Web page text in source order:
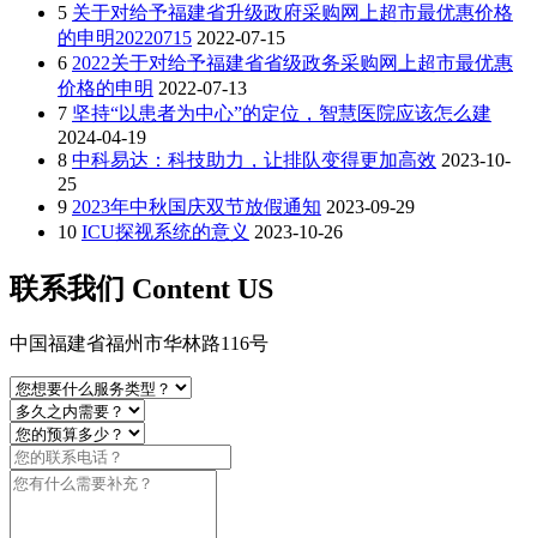
5 关于对给予福建省升级政府采购网上超市最优惠价格
的申明20220715 2022-07-15
6 2022关于对给予福建省省级政务采购网上超市最优惠
价格的申明 2022-07-13
7 坚持“以患者为中心”的定位，智慧医院应该怎么建
2024-04-19
8 中科易达：科技助力，让排队变得更加高效 2023-10-
25
9 2023年中秋国庆双节放假通知 2023-09-29
10 ICU探视系统的意义 2023-10-26
联系我们 Content US
中国福建省福州市华林路116号